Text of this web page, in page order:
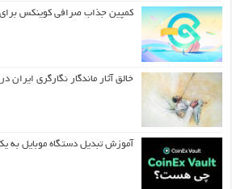
کمپین جذاب صرافی کوینکس
خالق آثار ماندگار نگارگری ایران
آموزش تبدیل دستگاه موبایل به